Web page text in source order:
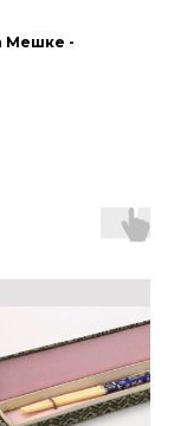
Мешке -